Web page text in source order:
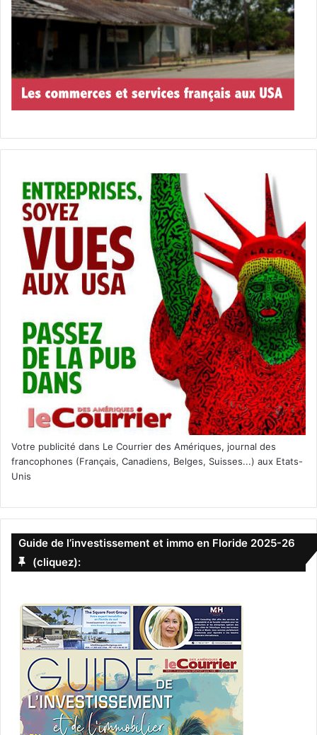
Votre publicité dans Le Courrier des Amériques, journal des
francophones (Français, Canadiens, Belges, Suisses...) aux Etats-
Unis
Guide de l’investissement et immo en Floride 2025-26
(cliquez):